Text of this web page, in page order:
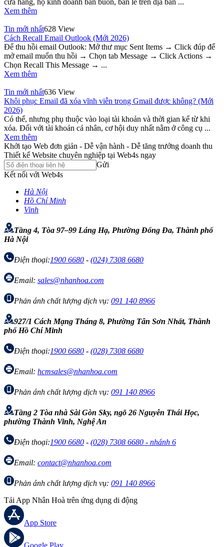
cửa hàng, hộ kinh doanh bán buôn, bán lẻ trên địa bàn ...
Xem thêm
Tin mới nhất628 View
Cách Recall Email Outlook (Mới 2026)
Để thu hồi email Outlook: Mở thư mục Sent Items → Click đúp để
mở email muốn thu hồi → Chọn tab Message → Click Actions →
Chọn Recall This Message → ...
Xem thêm
Tin mới nhất636 View
Khôi phục Email đã xóa vĩnh viễn trong Gmail được không? (Mới
2026)
Có thể, nhưng phụ thuộc vào loại tài khoản và thời gian kể từ khi
xóa. Đối với tài khoản cá nhân, cơ hội duy nhất nằm ở công cụ ...
Xem thêm
Khởi tạo Web đơn giản - Dễ vận hành - Dễ tăng trưởng doanh thu
Thiết kế Website chuyên nghiệp tại Web4s ngay
Gửi
Kết nối với Web4s
Hà Nội
Hồ Chí Minh
Vinh
Tầng 4, Tòa 97–99 Láng Hạ, Phường Đống Đa, Thành phố
Hà Nội
Điện thoại:1900 6680 - (024) 7308 6680
Email: sales@nhanhoa.com
Phản ánh chất lượng dịch vụ: 091 140 8966
927/1 Cách Mạng Tháng 8, Phường Tân Sơn Nhất, Thành
phố Hồ Chí Minh
Điện thoại:1900 6680 - (028) 7308 6680
Email: hcmsales@nhanhoa.com
Phản ánh chất lượng dịch vụ: 091 140 8966
Tầng 2 Tòa nhà Sài Gòn Sky, ngõ 26 Nguyễn Thái Học,
phường Thành Vinh, Nghệ An
Điện thoại:1900 6680 - (028) 7308 6680 - nhánh 6
Email: contact@nhanhoa.com
Phản ánh chất lượng dịch vụ: 091 140 8966
Tải App Nhân Hoà trên ứng dụng di động
App Store
Google Play